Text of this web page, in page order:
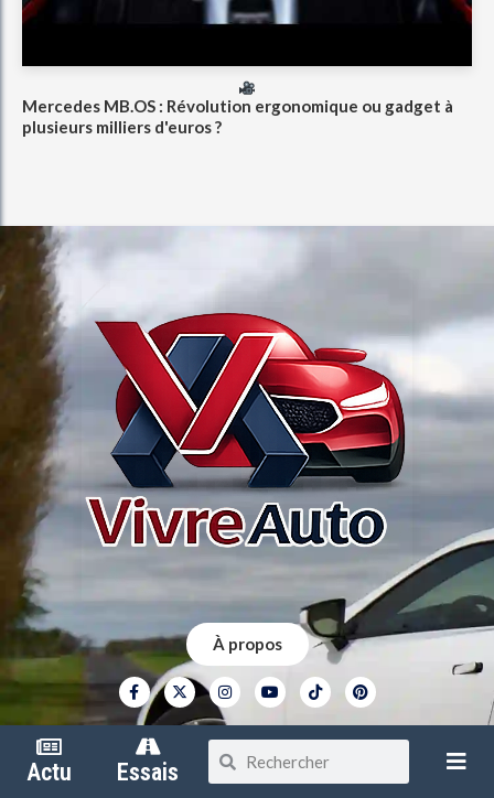
Mercedes MB.OS : Révolution ergonomique ou gadget à
plusieurs milliers d'euros ?
À propos
Contact
Actu Essais